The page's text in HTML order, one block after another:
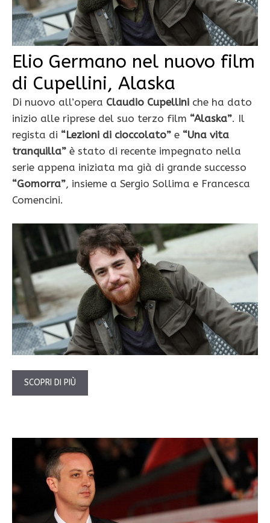
Elio Germano nel nuovo film
di Cupellini, Alaska
Di nuovo all’opera Claudio Cupellini che ha dato
inizio alle riprese del suo terzo film “Alaska”. Il
regista di “Lezioni di cioccolato” e “Una vita
tranquilla” è stato di recente impegnato nella
serie appena iniziata ma già di grande successo
“Gomorra”, insieme a Sergio Sollima e Francesca
Comencini.
SCOPRI DI PIÙ